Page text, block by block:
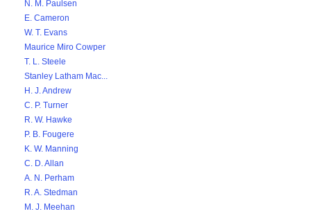
N. M. Paulsen
E. Cameron
W. T. Evans
Maurice Miro Cowper
T. L. Steele
Stanley Latham Mac...
H. J. Andrew
C. P. Turner
R. W. Hawke
P. B. Fougere
K. W. Manning
C. D. Allan
A. N. Perham
R. A. Stedman
M. J. Meehan